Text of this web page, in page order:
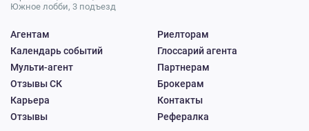
Южное лобби, 3 подъезд
Агентам
Риелторам
Календарь событий
Глоссарий агента
Мульти-агент
Партнерам
Отзывы СК
Брокерам
Карьера
Контакты
Отзывы
Рефералка